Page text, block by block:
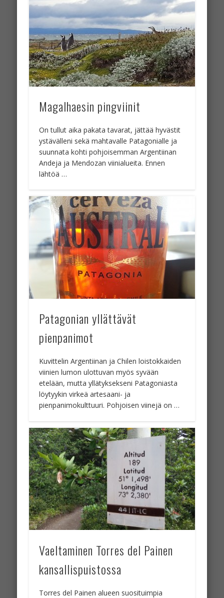
Magalhaesin pingviinit
On tullut aika pakata tavarat, jättää hyvästit
ystävälleni sekä mahtavalle Patagonialle ja
suunnata kohti pohjoisemman Argentiinan
Andeja ja Mendozan viinialueita. Ennen
lähtöä …
Patagonian yllättävät
pienpanimot
Kuvittelin Argentiinan ja Chilen loistokkaiden
viinien lumon ulottuvan myös syvään
etelään, mutta yllätyksekseni Patagoniasta
löytyykin virkeä artesaani- ja
pienpanimokulttuuri. Pohjoisen viinejä on …
Vaeltaminen Torres del Painen
kansallispuistossa
Torres del Painen alueen suosituimpia